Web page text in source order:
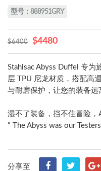
型号：888951GRY
$6400 $4480
Stahlsac Abyss Duffel 专为
层 TPU 尼龙材质，搭配高
与耐磨保护，让您的装备远
湿不了装备，挡不住冒险，
" The Abyss was our
分享至